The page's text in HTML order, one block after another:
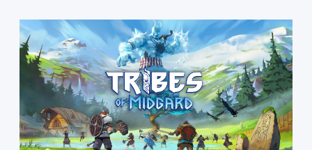
T
i
f
M
i